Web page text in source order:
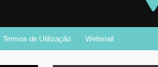
Termos de Utilização Webmail